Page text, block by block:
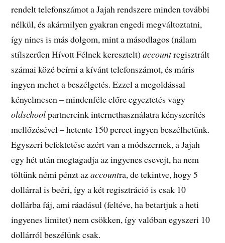
rendelt telefonszámot a Jajah rendszere minden további
nélkül, és akármilyen gyakran engedi megváltoztatni,
így nincs is más dolgom, mint a másodlagos (nálam
stílszerűen Hívott Félnek keresztelt)accountregisztrált
számai közé beírni a kívánt telefonszámot, és máris
ingyen mehet a beszélgetés. Ezzel a megoldással
kényelmesen – mindenféle előre egyeztetés vagy
oldschoolpartnereink internethasználatra kényszerítés
mellőzésével – hetente 150 percet ingyen beszélhetünk.
Egyszeri befektetése azért van a módszernek, a Jajah
egy hét után megtagadja az ingyenes csevejt, ha nem
töltünk némi pénzt azaccountra, de tekintve, hogy 5
dollárral is beéri, így a két regisztráció is csak 10
dollárba fáj, ami ráadásul (feltéve, ha betartjuk a heti
ingyenes limitet) nem csökken, így valóban egyszeri 10
dollárról beszélünk csak.